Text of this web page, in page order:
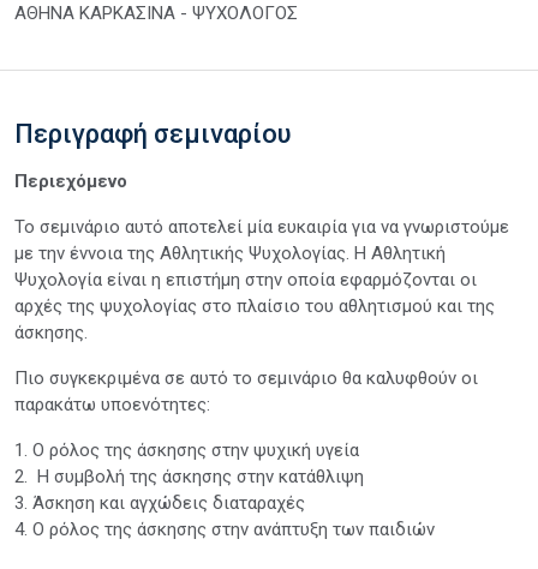
ΑΘΗΝΑ ΚΑΡΚΑΣΙΝΑ - ΨΥΧΟΛΟΓΟΣ
Περιγραφή σεμιναρίου
Περιεχόμενο
Το σεμινάριο αυτό αποτελεί μία ευκαιρία για να γνωριστούμε
με την έννοια της Αθλητικής Ψυχολογίας. Η Αθλητική
Ψυχολογία είναι η επιστήμη στην οποία εφαρμόζονται οι
αρχές της ψυχολογίας στο πλαίσιο του αθλητισμού και της
άσκησης.
Πιο συγκεκριμένα σε αυτό το σεμινάριο θα καλυφθούν οι
παρακάτω υποενότητες:
1. Ο ρόλος της άσκησης στην ψυχική υγεία
2. Η συμβολή της άσκησης στην κατάθλιψη
3. Άσκηση και αγχώδεις διαταραχές
4. Ο ρόλος της άσκησης στην ανάπτυξη των παιδιών